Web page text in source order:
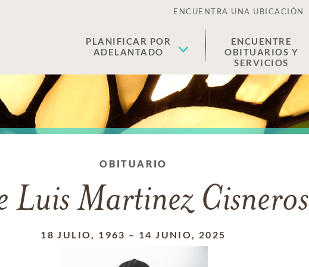
ENCUENTRA UNA UBICACIÓN
PLANIFICAR POR
ADELANTADO
ENCUENTRE
OBITUARIOS Y
SERVICIOS
OBITUARIO
Luis Martinez Cisneros
18 JULIO, 1963 – 14 JUNIO, 2025